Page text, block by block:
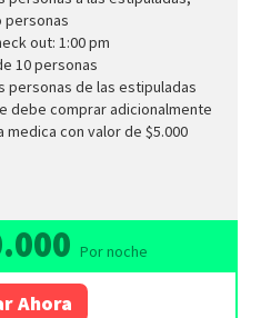
personas
out: 1:00 pm
10 personas
personas de las estipuladas
debe comprar adicionalmente
con valor de $5.000
Por noche
Ahora